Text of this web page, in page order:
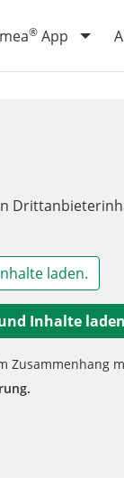
mea® App
laden.
Inhalte
Zusammenhang